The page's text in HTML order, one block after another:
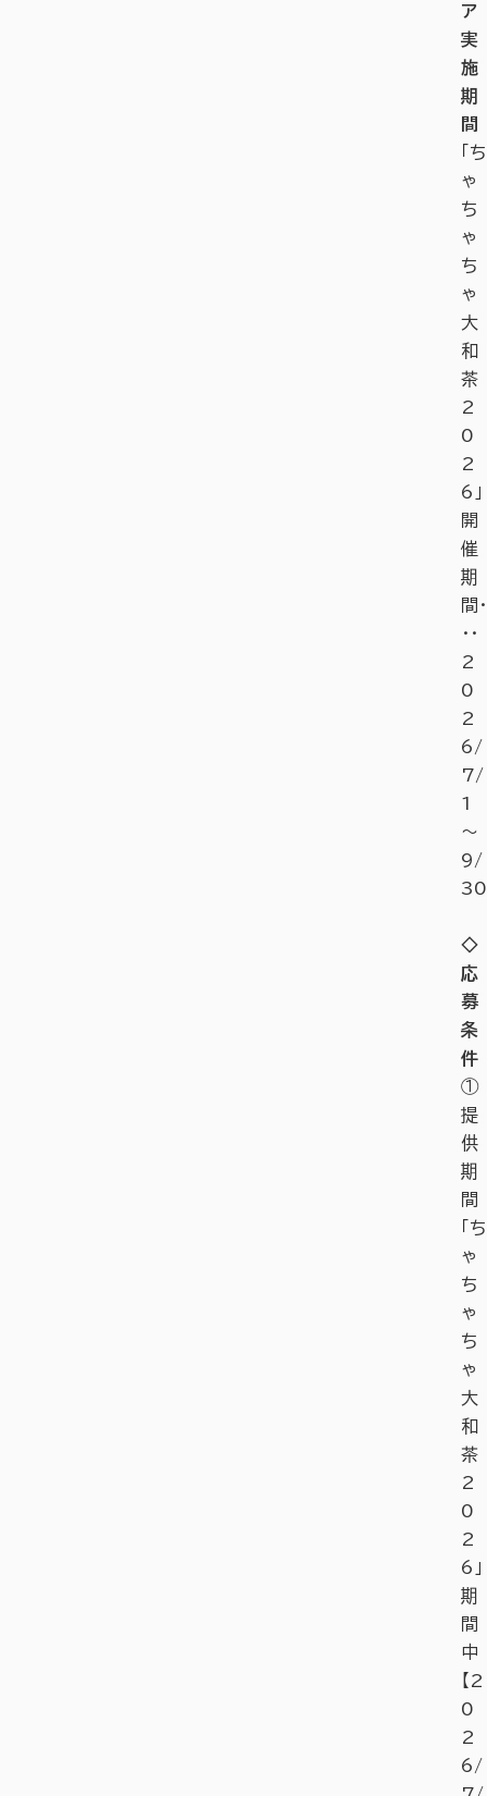
ア
実
施
期
間
「ち
ゃ
ち
ゃ
ち
ゃ
大
和
茶
2
0
2
6」
開
催
期
間・
・・
2
0
2
6/
7/
1
〜
9/
30
◇
応
募
条
件
①
提
供
期
間
「ち
ゃ
ち
ゃ
ち
ゃ
大
和
茶
2
0
2
6」
期
間
中
【2
0
2
6/